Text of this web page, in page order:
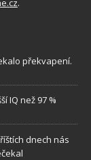
překvapení.
IQ než 97 %
dnech nás